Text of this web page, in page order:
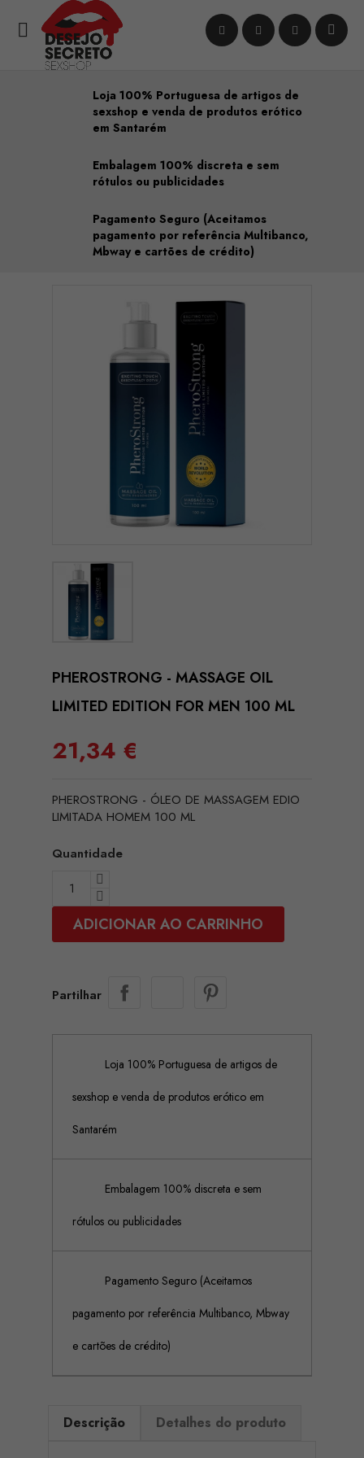

Loja 100% Portuguesa de artigos de
sexshop e venda de produtos erótico
em Santarém
Embalagem 100% discreta e sem
rótulos ou publicidades
Pagamento Seguro (Aceitamos
pagamento por referência Multibanco,
Mbway e cartões de crédito)
PHEROSTRONG - MASSAGE OIL
LIMITED EDITION FOR MEN 100 ML
21,34 €
PHEROSTRONG - ÓLEO DE MASSAGEM EDIO
LIMITADA HOMEM 100 ML
Quantidade
ADICIONAR AO CARRINHO
Partilhar
Loja 100% Portuguesa de artigos de
sexshop e venda de produtos erótico em
Santarém
Embalagem 100% discreta e sem
rótulos ou publicidades
Pagamento Seguro (Aceitamos
pagamento por referência Multibanco, Mbway
e cartões de crédito)
Descrição Detalhes do produto